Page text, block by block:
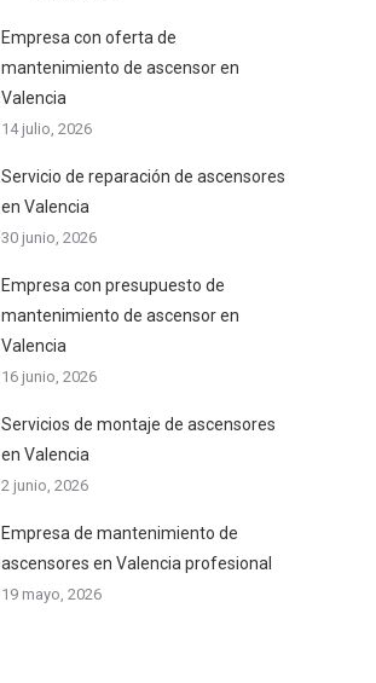
Empresa con oferta de
mantenimiento de ascensor en
Valencia
14 julio, 2026
Servicio de reparación de ascensores
en Valencia
30 junio, 2026
Empresa con presupuesto de
mantenimiento de ascensor en
Valencia
16 junio, 2026
Servicios de montaje de ascensores
en Valencia
2 junio, 2026
Empresa de mantenimiento de
ascensores en Valencia profesional
19 mayo, 2026